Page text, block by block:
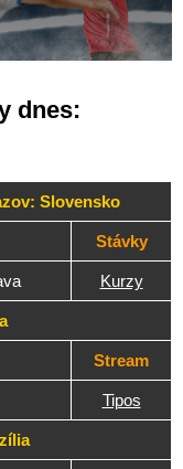
dnes:
Slovensko
Stávky
Kurzy
Stream
Tipos